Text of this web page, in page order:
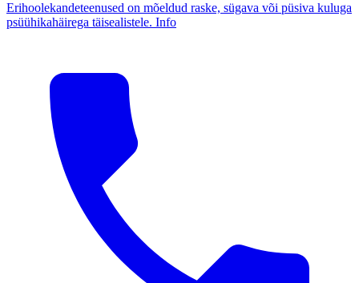
Erihoolekandeteenused on mõeldud raske, sügava või püsiva kuluga
psüühikahäirega täisealistele. Info